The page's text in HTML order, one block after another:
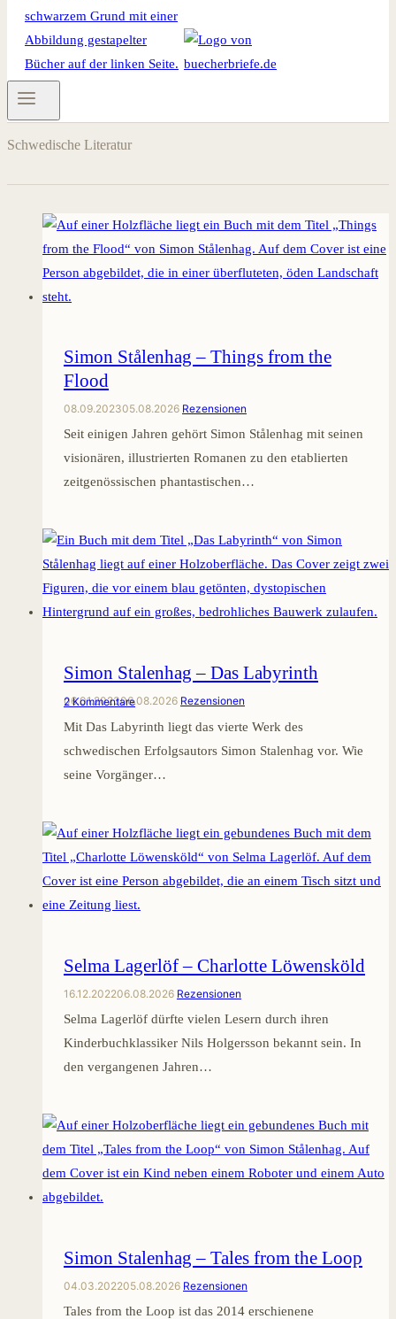
Schwedische Literatur
Simon Stålenhag – Things from the
Flood
08.09.202305.08.2026 Rezensionen
Seit einigen Jahren gehört Simon Stålenhag mit seinen
visionären, illustrierten Romanen zu den etablierten
zeitgenössischen phantastischen…
Simon Stalenhag – Das Labyrinth
06.01.202306.08.2026 Rezensionen
2 Kommentare
Mit Das Labyrinth liegt das vierte Werk des
schwedischen Erfolgsautors Simon Stalenhag vor. Wie
seine Vorgänger…
Selma Lagerlöf – Charlotte Löwensköld
16.12.202206.08.2026 Rezensionen
Selma Lagerlöf dürfte vielen Lesern durch ihren
Kinderbuchklassiker Nils Holgersson bekannt sein. In
den vergangenen Jahren…
Simon Stalenhag – Tales from the Loop
04.03.202205.08.2026 Rezensionen
Tales from the Loop ist das 2014 erschienene